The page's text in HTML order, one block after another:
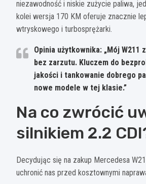
niezawodność i niskie zużycie paliwa,
kolei wersja 170 KM oferuje znacznie
wtryskowego i turbosprężarki.
Opinia użytkownika: „Mój W211
bez zarzutu. Kluczem do
jakości i tankowanie dobrego
nowe modele w tej klasie.”
Na co zwrócić
silnikiem 2.2
Decydując się na zakup Mercedesa
uchronić nas przed kosztownymi